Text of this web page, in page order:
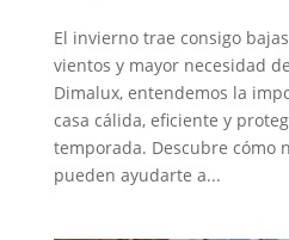
El invierno trae consigo
vientos y mayor necesidad
Dimalux, entendemos la
casa cálida, eficiente y
temporada. Descubre cómo
pueden ayudarte a...